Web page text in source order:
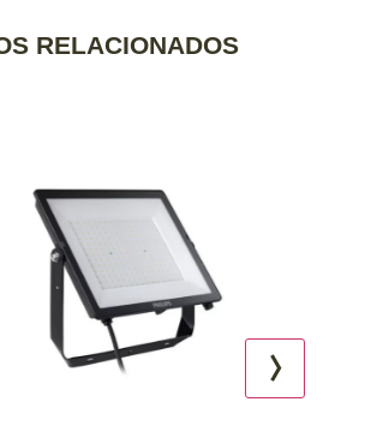
RELACIONADOS